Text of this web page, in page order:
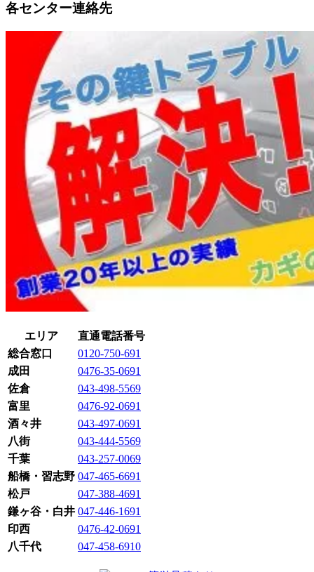
各センター連絡先
エリア
直通電話番号
総合窓口
0120-750-691
成田
0476-35-0691
佐倉
043-498-5569
富里
0476-92-0691
酒々井
043-497-0691
八街
043-444-5569
千葉
043-257-0069
船橋・習志野 047-465-6691
松戸
047-388-4691
鎌ヶ谷・白井 047-446-1691
印西
0476-42-0691
八千代
047-458-6910